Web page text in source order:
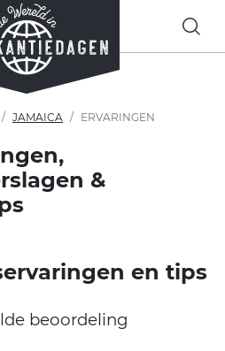
JAMAICA ERVARINGEN
&
en tips
beoordeling